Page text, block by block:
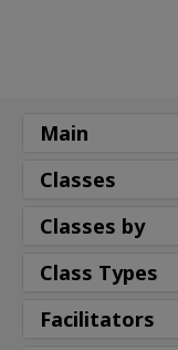
Main
Classes
Classes by
Class Types
Facilitators